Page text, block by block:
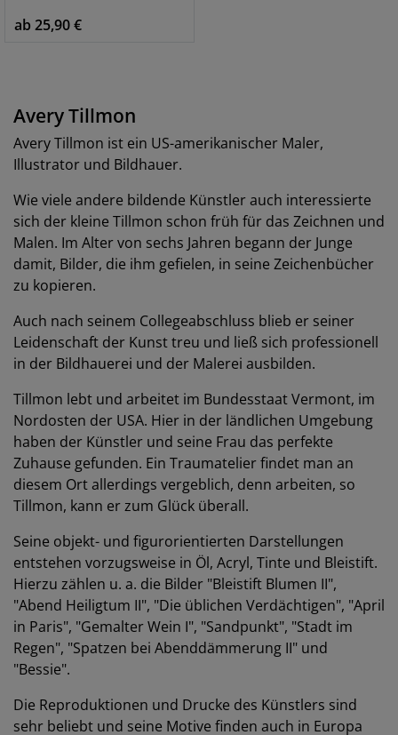
ab 25,90 €
Avery Tillmon
Avery Tillmon ist ein US-amerikanischer Maler,
Illustrator und Bildhauer.
Wie viele andere bildende Künstler auch interessierte
sich der kleine Tillmon schon früh für das Zeichnen und
Malen. Im Alter von sechs Jahren begann der Junge
damit, Bilder, die ihm gefielen, in seine Zeichenbücher
zu kopieren.
Auch nach seinem Collegeabschluss blieb er seiner
Leidenschaft der Kunst treu und ließ sich professionell
in der Bildhauerei und der Malerei ausbilden.
Tillmon lebt und arbeitet im Bundesstaat Vermont, im
Nordosten der USA. Hier in der ländlichen Umgebung
haben der Künstler und seine Frau das perfekte
Zuhause gefunden. Ein Traumatelier findet man an
diesem Ort allerdings vergeblich, denn arbeiten, so
Tillmon, kann er zum Glück überall.
Seine objekt- und figurorientierten Darstellungen
entstehen vorzugsweise in Öl, Acryl, Tinte und Bleistift.
Hierzu zählen u. a. die Bilder "Bleistift Blumen II",
"Abend Heiligtum II", "Die üblichen Verdächtigen", "April
in Paris", "Gemalter Wein I", "Sandpunkt", "Stadt im
Regen", "Spatzen bei Abenddämmerung II" und
"Bessie".
Die Reproduktionen und Drucke des Künstlers sind
sehr beliebt und seine Motive finden auch in Europa